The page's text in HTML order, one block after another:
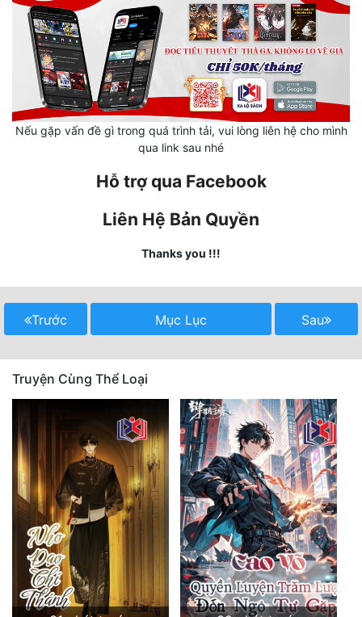
Ngôn Tình
Ngược
Nữ Cường
Nữ Phụ
Sảng Văn
Sủng
Tiên Hiệp
Tiểu Thuyết
Trinh Thám
Triều Đấu
Trùng Sinh
Trọng Sinh
Nếu gặp vấn đề gì trong quá trình tải, vui lòng liên hệ cho mình
qua link sau nhé
Hỗ trợ qua Facebook
Liên Hệ Bản Quyền
Thanks you !!!
Trước Mục Lục Sau
Truyện Cùng Thể Loại